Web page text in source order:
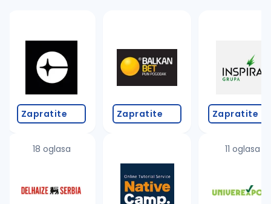
Zapratite
18 oglasa
Zapratite Zapratite
11 oglasa